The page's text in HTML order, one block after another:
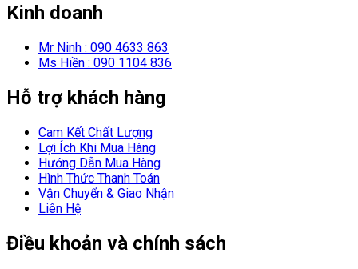
Kinh doanh
Mr Ninh : 090 4633 863
Ms Hiền : 090 1104 836
Hỗ trợ khách hàng
Cam Kết Chất Lượng
Lợi Ích Khi Mua Hàng
Hướng Dẫn Mua Hàng
Hình Thức Thanh Toán
Vận Chuyển & Giao Nhận
Liên Hệ
Điều khoản và chính sách